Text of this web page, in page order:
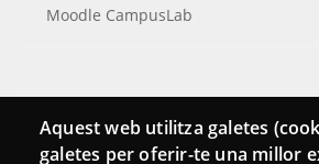
Moodle CampusLab
Conecta
Aquest web utilitza galetes
galetes per oferir-te una millor